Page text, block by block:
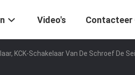
Video's Contacteer
KCK-Schakelaar Van De Schroef De